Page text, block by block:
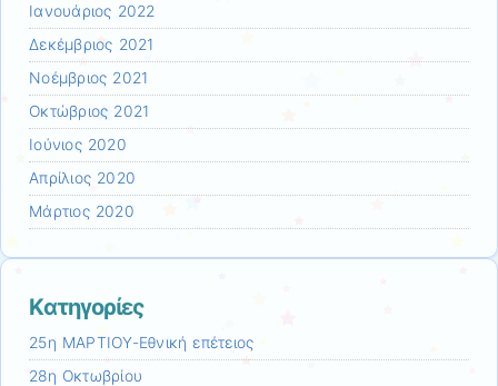
Ιανουάριος 2022
Δεκέμβριος 2021
Νοέμβριος 2021
Οκτώβριος 2021
Ιούνιος 2020
Απρίλιος 2020
Μάρτιος 2020
Kατηγορίες
25η ΜΑΡΤΙΟΥ-Εθνική επέτειος
28η Οκτωβρίου